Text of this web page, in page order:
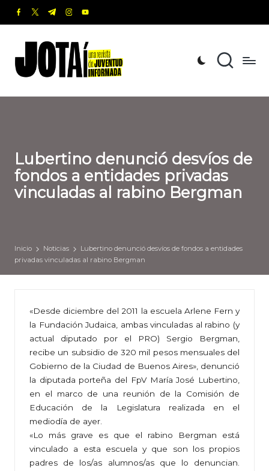
Saltar
contenido
facebook.com
twitter.com
t.me instagram.com
youtube.com
o
t
revista
de
Informada
Lubertino denunció desvíos de
fondos a entidades privadas
vinculadas al rabino Bergman
Inicio Noticias
Lubertino denunció desvíos de fondos a entidades
privadas vinculadas al rabino Bergman
«Desde diciembre del 2011 la escuela Arlene Fern y
la Fundación Judaica, ambas vinculadas al rabino (y
actual diputado por el PRO) Sergio Bergman,
recibe un subsidio de 320 mil pesos mensuales del
Gobierno de la Ciudad de Buenos Aires», denunció
la diputada porteña del FpV María José Lubertino,
en el marco de una reunión de la Comisión de
Educación de la Legislatura realizada en el
mediodía de ayer.
«Lo más grave es que el rabino Bergman está
vinculado a esta escuela y que son los propios
padres de los/as alumnos/as que lo denuncian.